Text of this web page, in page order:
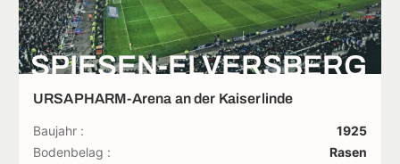
SPIESEN-ELVERSBERG
URSAPHARM-Arena an der Kaiserlinde
Baujahr :
1925
Bodenbelag :
Rasen